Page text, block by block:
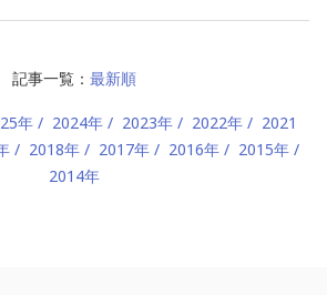
記事一覧： 最新順
年 2024年 2023年 2022年
2021
2018年 2017年 2016年
2015年
2014年